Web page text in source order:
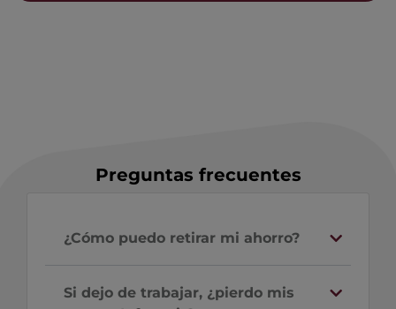
Preguntas frecuentes
¿Cómo puedo retirar mi ahorro?
Si dejo de trabajar, ¿pierdo mis